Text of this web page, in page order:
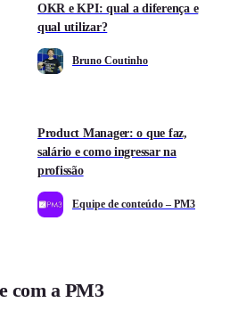
OKR e KPI: qual a diferença e
qual utilizar?
Bruno Coutinho
Product Manager: o que faz,
salário e como ingressar na
profissão
Equipe de conteúdo – PM3
com a PM3